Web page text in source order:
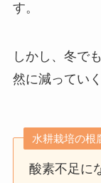
す。
しかし、冬で
然に減ってい
水耕栽培の根
酸素不足に